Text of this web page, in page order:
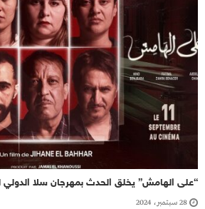
“على الهامش” يخلق الحدث بمهرجان سلا الدولي
28 سبتمبر، 2024